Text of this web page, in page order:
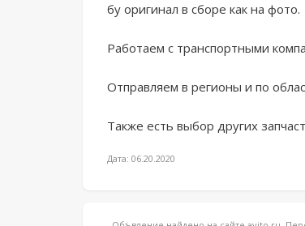
бу оригинал в сборе как на фото.
Работаем с транспортными
Отправляем в регионы и по
Также есть выбор других
Дата: 06.20.2020